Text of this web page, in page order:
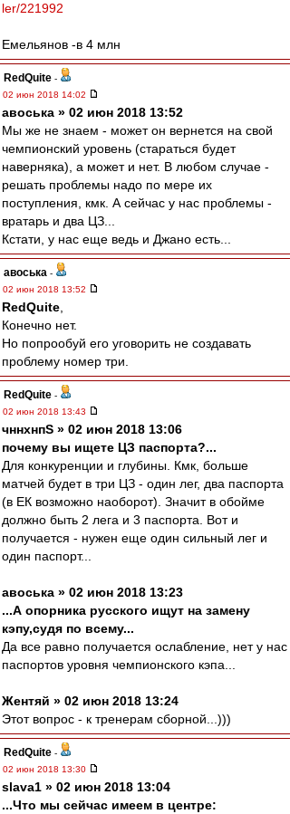
ler/221992
Емельянов -в 4 млн
RedQuite -
02 июн 2018 14:02
авоська » 02 июн 2018 13:52
Мы же не знаем - может он вернется на свой
чемпионский уровень (стараться будет
наверняка), а может и нет. В любом случае -
решать проблемы надо по мере их
поступления, кмк. А сейчас у нас проблемы -
вратарь и два ЦЗ...
Кстати, у нас еще ведь и Джано есть...
авоська -
02 июн 2018 13:52
RedQuite
Конечно нет.
Но попрообуй его уговорить не создавать
проблему номер три.
RedQuite -
02 июн 2018 13:43
чннхнпS » 02 июн 2018 13:06
почему вы ищете ЦЗ паспорта?...
Для конкуренции и глубины. Кмк, больше
матчей будет в три ЦЗ - один лег, два паспорта
(в ЕК возможно наоборот). Значит в обойме
должно быть 2 лега и 3 паспорта. Вот и
получается - нужен еще один сильный лег и
один паспорт...
авоська » 02 июн 2018 13:23
...А опорника русского ищут на замену
кэпу,судя по всему...
Да все равно получается ослабление, нет у нас
паспортов уровня чемпионского кэпа...
Жентяй » 02 июн 2018 13:24
Этот вопрос - к тренерам сборной...)))
RedQuite -
02 июн 2018 13:30
slava1 » 02 июн 2018 13:04
...Что мы сейчас имеем в центре: